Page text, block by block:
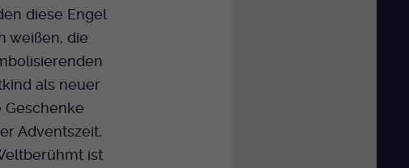
diese Engel
weißen, die
als neuer
Adventszeit,
ist